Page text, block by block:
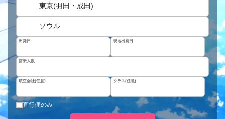
東京(羽田・成田)
ソウル
出発日 現地出発日
搭乗人数
航空会社(任意) クラス(任意)
直行便のみ